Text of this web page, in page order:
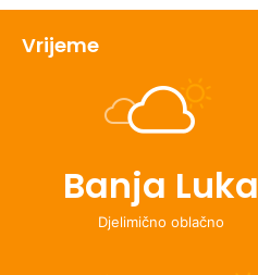
Vrijeme
Banja Luka
Djelimično oblačno